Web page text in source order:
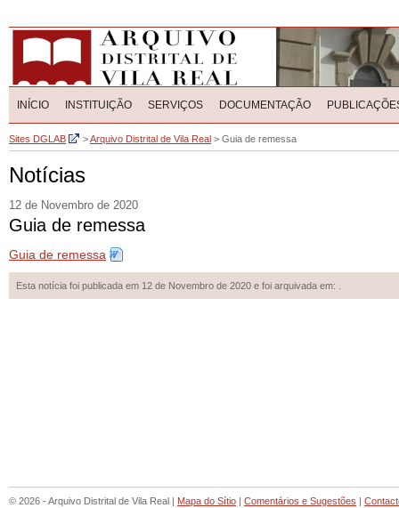
INÍCIO INSTITUIÇÃO SERVIÇOS DOCUMENTAÇÃO
Sites DGLAB >Arquivo Distrital de Vila Real > Guia de remessa
Notícias
12 de Novembro de 2020
Guia de remessa
Guia de remessa
Esta notícia foi publicada em 12 de Novembro de 2020 e foi arquivada em: .
© 2026 - Arquivo Distrital de Vila Real | Mapa do Sítio Comentários e Sugestões